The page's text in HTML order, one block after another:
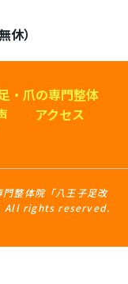
休）
・爪の専門整体
アクセス
整体院「八王子足改
. All rights reserved.